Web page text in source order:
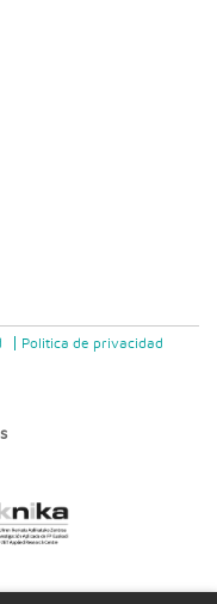
Politica de privacidad